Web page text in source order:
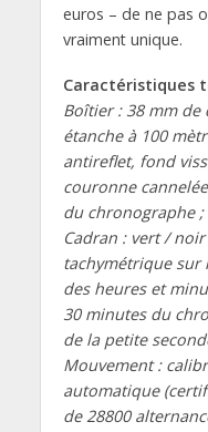
euros – de ne pas
vraiment unique.
Caractéristiques
Boîtier : 38 mm de
étanche à 100
antireflet, fond
couronne
du chronographe ;
Cadran : vert /
tachymétrique sur
des heures et
30 minutes du
de la petite
Mouvement :
automatique
de 28800